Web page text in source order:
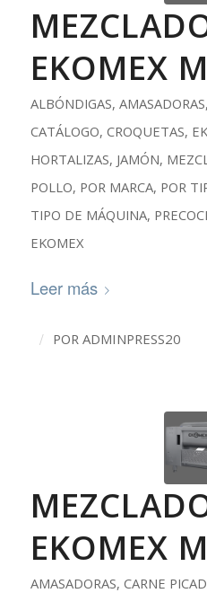
EKOMEX
ALBÓNDIGAS, AMASADORAS,
CATÁLOGO, CROQUETAS,
HORTALIZAS, JAMÓN,
POLLO, POR MARCA, POR
TIPO DE MÁQUINA,
EKOMEX
Leer más
/ POR ADMINPRESS20
EKOMEX
AMASADORAS, CARNE